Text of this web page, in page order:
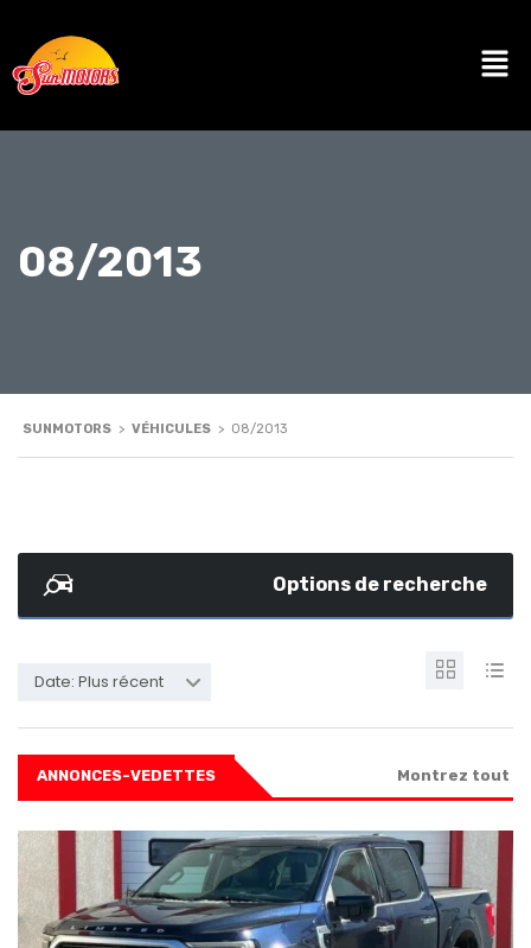
08/2013
SUNMOTORS > VÉHICULES > 08/2013
Options de recherche
Date: Plus récent
ANNONCES-VEDETTES Montrez tout
SPECIAL